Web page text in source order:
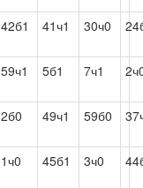
42б1 41ч1 30ч0
59ч1 5б1 7ч1
2б0 49ч1 59б0
1ч0 45б1 3ч0